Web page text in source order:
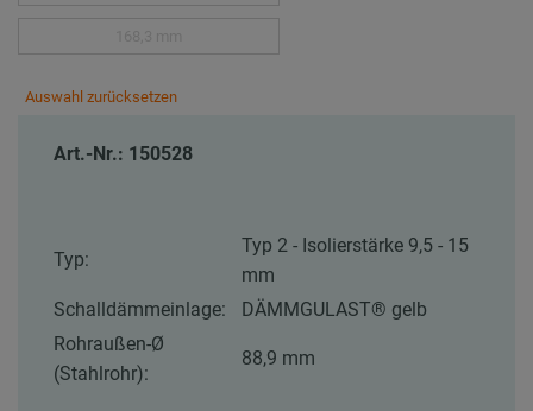
Auswahl zurücksetzen
Art.-Nr.: 150528
Typ:
Typ 2 - Isolierstärke 9,5 - 15
mm
Schalldämmeinlage:
DÄMMGULAST® gelb
Rohraußen-Ø
(Stahlrohr):
88,9 mm